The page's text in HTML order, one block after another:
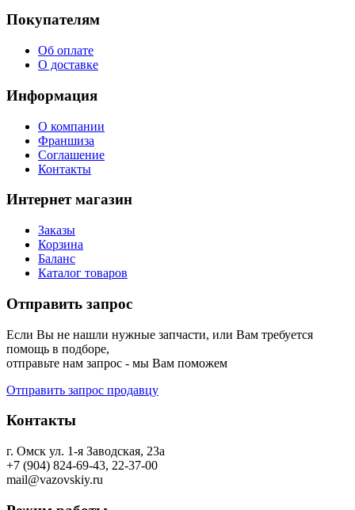
Покупателям
Об оплате
О доставке
Информация
О компании
Франшиза
Соглашение
Контакты
Интернет магазин
Заказы
Корзина
Баланс
Каталог товаров
Отправить запрос
Если Вы не нашли нужные запчасти, или Вам требуется
помощь в подборе,
отправьте нам запрос - мы Вам поможем
Отправить запрос продавцу
Контакты
г. Омск ул. 1-я Заводская, 23а
+7 (904) 824-69-43, 22-37-00
mail@vazovskiy.ru